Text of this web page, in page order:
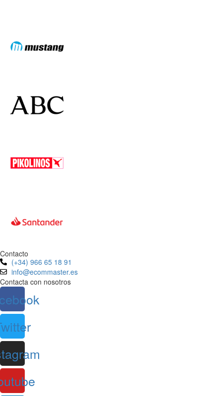
Contacto
(+34) 966 65 18 91
info@ecommaster.es
Contacta con nosotros